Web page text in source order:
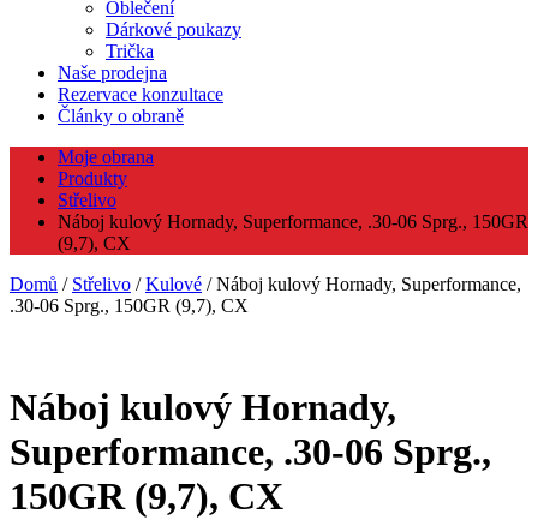
Oblečení
Dárkové poukazy
Trička
Naše prodejna
Rezervace konzultace
Články o obraně
Moje obrana
Produkty
Střelivo
Náboj kulový Hornady, Superformance, .30-06 Sprg., 150GR
(9,7), CX
Domů / Střelivo /Kulové / Náboj kulový Hornady, Superformance,
.30-06 Sprg., 150GR (9,7), CX
Náboj kulový Hornady,
Superformance, .30-06 Sprg.,
150GR (9,7), CX